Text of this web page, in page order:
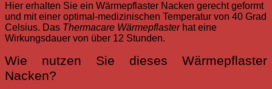
Hier erhalten Sie ein Wärmepflaster Nacken gerecht geformt
und mit einer optimal-medizinischen Temperatur von 40 Grad
Celsius. Das Thermacare Wärmepflaster hat eine
Wirkungsdauer von über 12 Stunden.
Wie nutzen Sie dieses Wärmepflaster
Nacken?